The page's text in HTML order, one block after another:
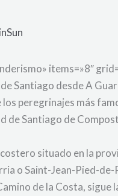
items=»8″
Santiago desde A
los peregrinajes más
de Santiago de
situado en la
o Saint-Jean-Pied-
de la Costa,